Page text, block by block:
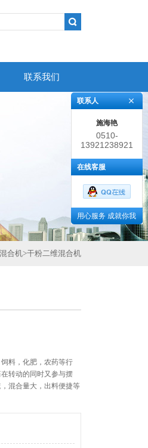
联系我们
合机>干粉二维混合机
料，化肥，农药等行
转动的同时又参与摆
混合量大，出料便捷等
联系人
施海艳
0510-
86383852
13921238921
在线客服
用心服务 成就你我